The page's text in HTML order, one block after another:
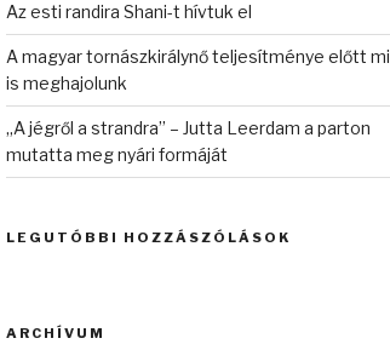
Az esti randira Shani-t hívtuk el
A magyar tornászkirálynő teljesítménye előtt mi
is meghajolunk
„A jégről a strandra” – Jutta Leerdam a parton
mutatta meg nyári formáját
LEGUTÓBBI HOZZÁSZÓLÁSOK
ARCHÍVUM